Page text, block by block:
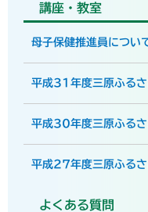
講座・教室
母子保健推進員につい
平成31年度三原ふる
平成30年度三原ふる
平成27年度三原ふる
よくある質問